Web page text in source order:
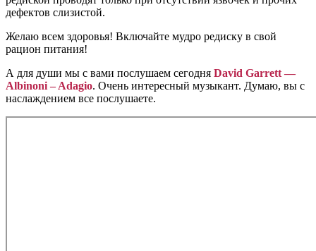
дефектов слизистой.
Желаю всем здоровья! Включайте мудро редиску в свой
рацион питания!
А для души мы с вами послушаем сегодня David Garrett —
Albinoni – Adagio. Очень интересный музыкант. Думаю, вы с
наслаждением все послушаете.